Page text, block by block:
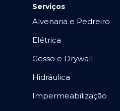
Serviços
Alvenaria e Pedreiro
Elétrica
Gesso e Drywall
Hidráulica
Impermeabilização